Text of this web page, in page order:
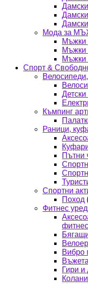
Мода за
Мъжки
Мъжки
Мъжки
Спорт &
Къмпинг
Раници,
Пътни
Спортни
Поход
Фитнес
Вибро
Гири и